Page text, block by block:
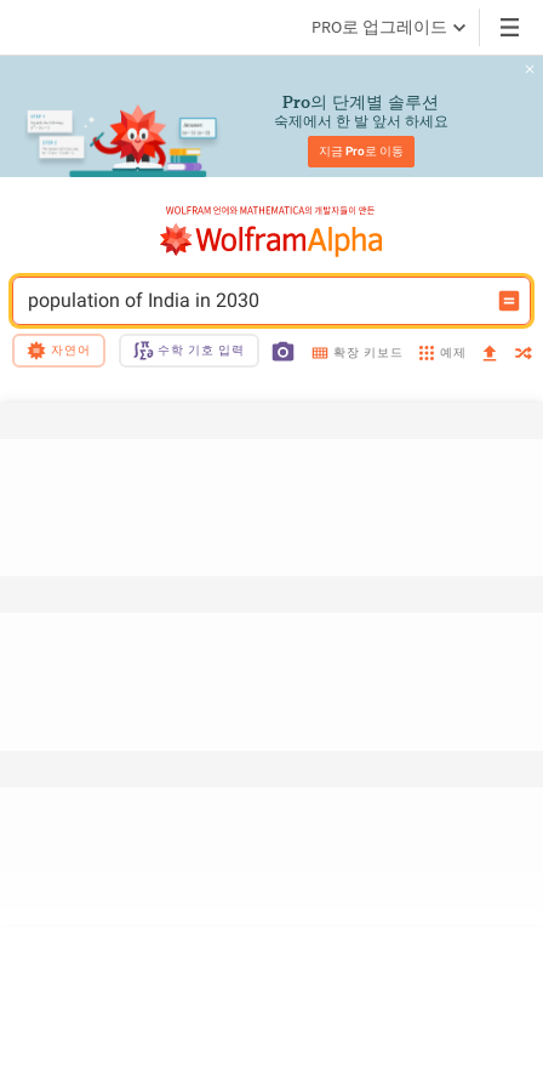
PRO로 업그레이드
Pro의 단계별 솔루션
숙제에서 한 발 앞서 하세요
지금 Pro로 이동
population of India in 2030
자연어 수학 기호 입력 확장 키보드 예제